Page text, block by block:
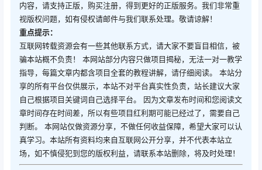
内容，请支持正版，购买注册，得到更好的正版服务。我们非常重
视版权问题，如有侵权请邮件与我们联系处理。敬请谅解！
重点提示：
互联网转载资源会有一些其他联系方式，请大家不要盲目相信，被
骗本站概不负责！ 本网站部分内容只做项目揭秘，无法一对一教学
指导，每篇文章内都含项目全套的教程讲解，请仔细阅读。 本站分
享的所有平台仅供展示，本站不对平台真实性负责，站长建议大家
自己根据项目关键词自己选择平台。 因为文章发布时间和您阅读文
章时间存在时间差，所以有些项目红利期可能已经过了，需要自己
判断。 本网站仅做资源分享，不做任何收益保障，希望大家可以认
真学习。本站所有资料均来自互联网公开分享，并不代表本站立
场，如不慎侵犯到您的版权利益，请联系本站删除，将及时处理！